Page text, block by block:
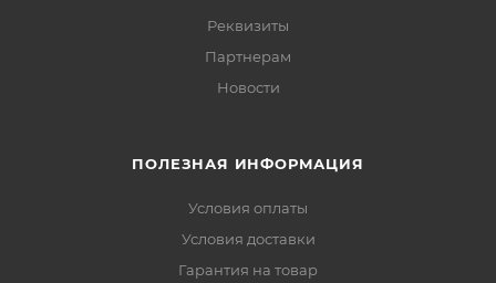
Реквизиты
Партнерам
Новости
ПОЛЕЗНАЯ ИНФОРМАЦИЯ
Условия оплаты
Условия доставки
Гарантия на товар